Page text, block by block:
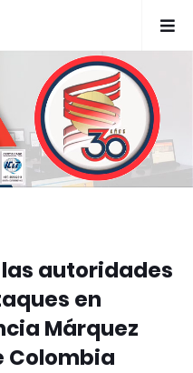
autoridades
en
Márquez
Colombia